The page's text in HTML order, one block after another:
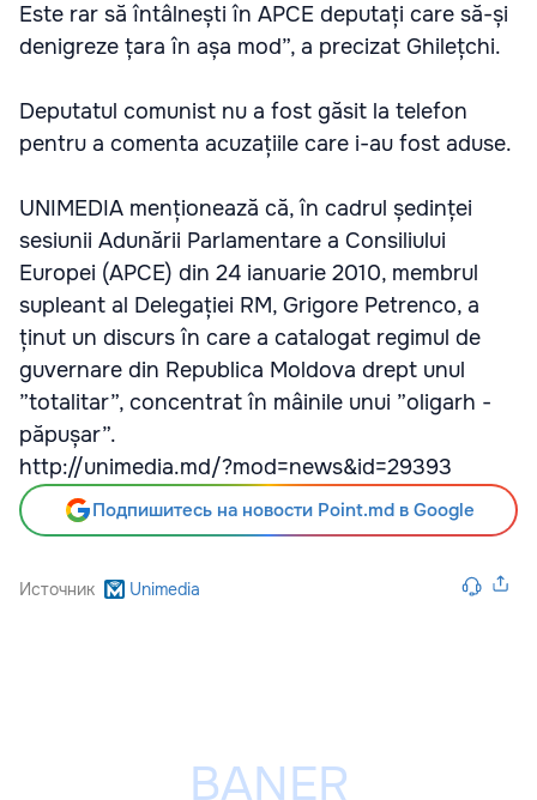
Este rar să întâlnești în APCE deputați care să-și
denigreze țara în așa mod”, a precizat Ghilețchi.
Deputatul comunist nu a fost găsit la telefon
pentru a comenta acuzațiile care i-au fost aduse.
UNIMEDIA menționează că, în cadrul ședinței
sesiunii Adunării Parlamentare a Consiliului
Europei (APCE) din 24 ianuarie 2010, membrul
supleant al Delegației RM, Grigore Petrenco, a
ținut un discurs în care a catalogat regimul de
guvernare din Republica Moldova drept unul
”totalitar”, concentrat în mâinile unui ”oligarh -
păpușar”.
http://unimedia.md/?mod=news&id=29393
Подпишитесь на новости Point.md в Google
Источник Unimedia